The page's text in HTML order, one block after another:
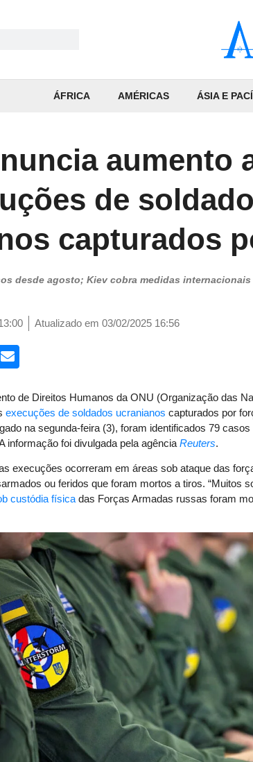
ÁFRICA AMÉRICAS ÁSIA E
aumento
de
capturados
desde agosto; Kiev cobra medidas
Atualizado em 03/02/2025 16:56
de Direitos Humanos da ONU (Organização das
execuções de soldados ucranianos capturados por
na segunda-feira (3), foram identificados 79
informação foi divulgada pela agência Reuters.
execuções ocorreram em áreas sob ataque das
ou feridos que foram mortos a tiros. “Muitos
custódia física das Forças Armadas russas foram